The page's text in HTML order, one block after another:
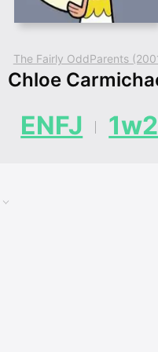
The Fairly OddParents
Chloe
ENFJ 1w2